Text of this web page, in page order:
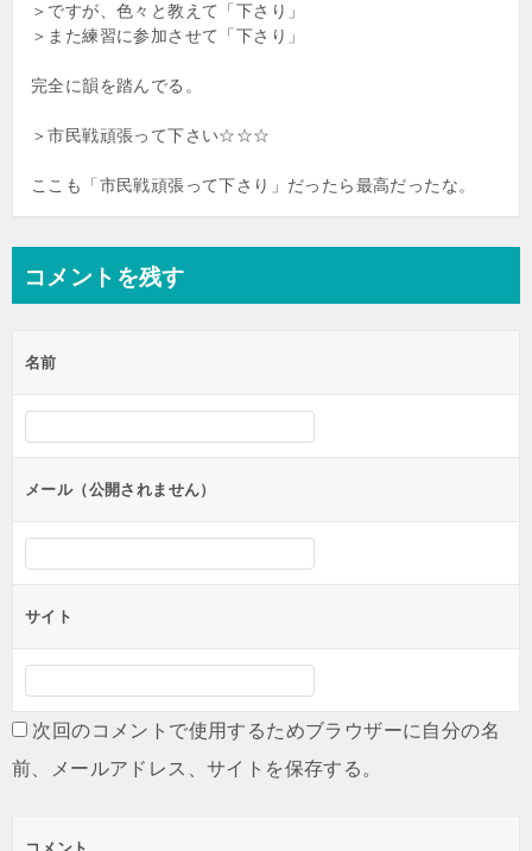
＞ですが、色々と教えて「下さり」
＞また練習に参加させて「下さり」
完全に韻を踏んでる。
＞市民戦頑張って下さい☆☆☆
ここも「市民戦頑張って下さり」だったら最高だったな。
コメントを残す
名前
メール（公開されません）
サイト
次回のコメントで使用するためブラウザーに自分の名
前、メールアドレス、サイトを保存する。